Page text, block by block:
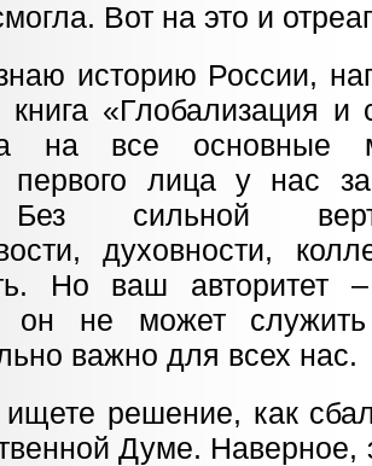
Вот на это и
историю России,
«Глобализация и
на все основные
первого лица у нас
сильной
духовности,
Но ваш авторитет –
он не может
важно для всех нас.
решение, как
Думе. Наверное,